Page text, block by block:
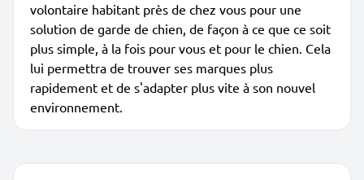
volontaire habitant près de chez vous pour une
solution de garde de chien, de façon à ce que ce soit
plus simple, à la fois pour vous et pour le chien. Cela
lui permettra de trouver ses marques plus
rapidement et de s'adapter plus vite à son nouvel
environnement.